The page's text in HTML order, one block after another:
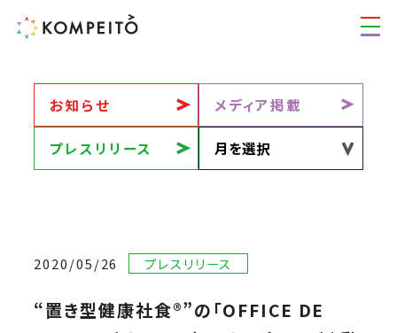
お知らせ メディア掲載
プレスリリース
2020/05/26 プレスリリース
“置き型健康社食®”の「OFFICE DE